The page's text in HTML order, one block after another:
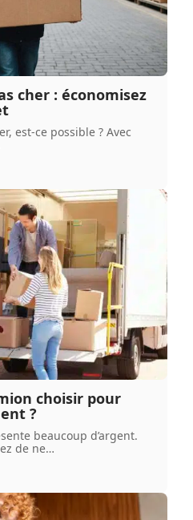
cher : économisez
est-ce possible ? Avec
choisir pour
?
beaucoup d’argent.
de ne…